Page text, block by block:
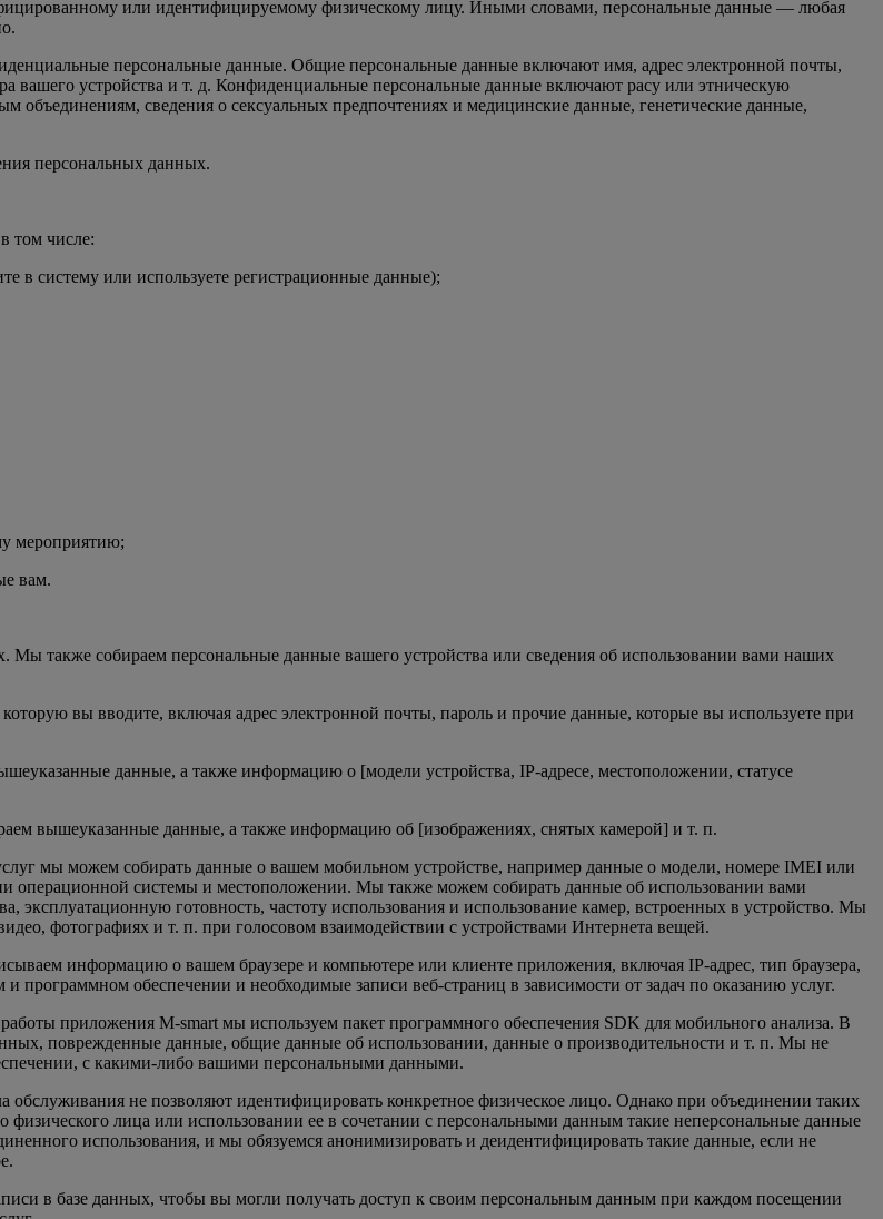
или идентифицируемому физическому лицу. Иными словами, персональные данные — любая
персональные данные. Общие персональные данные включают имя, адрес электронной почты,
вашего устройства и т. д. Конфиденциальные персональные данные включают расу или этническую
объединениям, сведения о сексуальных предпочтениях и медицинские данные, генетические данные,
персональных данных.
том числе:
в систему или используете регистрационные данные);
мероприятию;
вам.
также собираем персональные данные вашего устройства или сведения об использовании вами наших
вы вводите, включая адрес электронной почты, пароль и прочие данные, которые вы используете при
данные, а также информацию о [модели устройства, IP-адресе, местоположении, статусе
вышеуказанные данные, а также информацию об [изображениях, снятых камерой] и т. п.
мы можем собирать данные о вашем мобильном устройстве, например данные о модели, номере IMEI или
операционной системы и местоположении. Мы также можем собирать данные об использовании вами
эксплуатационную готовность, частоту использования и использование камер, встроенных в устройство. Мы
фотографиях и т. п. при голосовом взаимодействии с устройствами Интернета вещей.
информацию о вашем браузере и компьютере или клиенте приложения, включая IP-адрес, тип браузера,
обеспечении и необходимые записи веб-страниц в зависимости от задач по оказанию услуг.
приложения M-smart мы используем пакет программного обеспечения SDK для мобильного анализа. В
поврежденные данные, общие данные об использовании, данные о производительности и т. п. Мы не
с какими-либо вашими персональными данными.
обслуживания не позволяют идентифицировать конкретное физическое лицо. Однако при объединении таких
лица или использовании ее в сочетании с персональными данным такие неперсональные данные
использования, и мы обязуемся анонимизировать и деидентифицировать такие данные, если не
в базе данных, чтобы вы могли получать доступ к своим персональным данным при каждом посещении